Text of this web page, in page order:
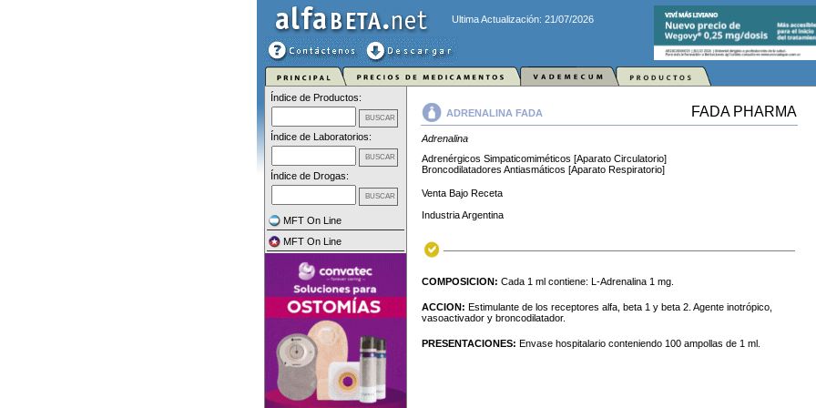
Ultima Actualización: 21/07/2026
Índice de Productos:
Índice de Laboratorios:
Índice de Drogas:
MFT On Line
MFT On Line
ADRENALINA FADA FADA PHARMA
Adrenalina
Adrenérgicos Simpaticomiméticos [Aparato Circulatorio]
Broncodilatadores Antiasmáticos [Aparato Respiratorio]
Venta Bajo Receta
Industria Argentina
COMPOSICION: Cada 1 ml contiene: L-Adrenalina 1 mg.
ACCION: Estimulante de los receptores alfa, beta 1 y beta 2. Agente inotrópico,
vasoactivador y broncodilatador.
PRESENTACIONES: Envase hospitalario conteniendo 100 ampollas de 1 ml.